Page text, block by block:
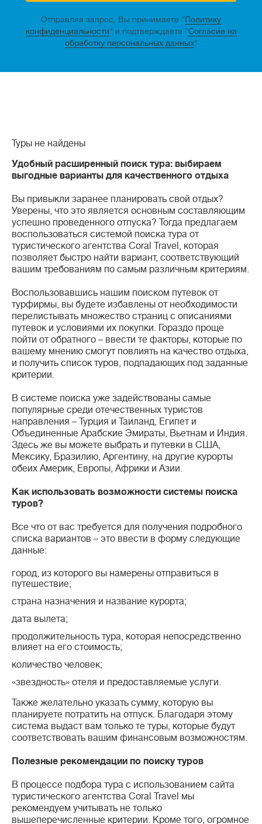
Отправляя запрос, Вы принимаете "Политику
конфиденциальности" и подтверждаете "Согласие на
обработку персональных данных"
Туры не найдены
Удобный расширенный поиск тура: выбираем
выгодные варианты для качественного отдыха
Вы привыкли заранее планировать свой отдых?
Уверены, что это является основным составляющим
успешно проведенного отпуска? Тогда предлагаем
воспользоваться системой поиска тура от
туристического агентства Coral Travel, которая
позволяет быстро найти вариант, соответствующий
вашим требованиям по самым различным критериям.
Воспользовавшись нашим поиском путевок от
турфирмы, вы будете избавлены от необходимости
перелистывать множество страниц с описаниями
путевок и условиями их покупки. Гораздо проще
пойти от обратного – ввести те факторы, которые по
вашему мнению смогут повлиять на качество отдыха,
и получить список туров, подпадающих под заданные
критерии.
В системе поиска уже задействованы самые
популярные среди отечественных туристов
направления – Турция и Таиланд, Египет и
Объединенные Арабские Эмираты, Вьетнам и Индия.
Здесь же вы можете выбрать и путевки в США,
Мексику, Бразилию, Аргентину, на другие курорты
обеих Америк, Европы, Африки и Азии.
Как использовать возможности системы поиска
туров?
Все что от вас требуется для получения подробного
списка вариантов – это ввести в форму следующие
данные:
город, из которого вы намерены отправиться в
путешествие;
страна назначения и название курорта;
дата вылета;
продолжительность тура, которая непосредственно
влияет на его стоимость;
количество человек;
«звездность» отеля и предоставляемые услуги.
Также желательно указать сумму, которую вы
планируете потратить на отпуск. Благодаря этому
система выдаст вам только те туры, которые будут
соответствовать вашим финансовым возможностям.
Полезные рекомендации по поиску туров
В процессе подбора тура с использованием сайта
туристического агентства Coral Travel мы
рекомендуем учитывать не только
вышеперечисленные критерии. Кроме того, огромное